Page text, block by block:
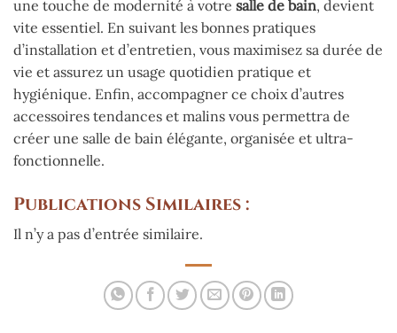
une touche de modernité à votre salle de bain, devient
vite essentiel. En suivant les bonnes pratiques
d’installation et d’entretien, vous maximisez sa durée de
vie et assurez un usage quotidien pratique et
hygiénique. Enfin, accompagner ce choix d’autres
accessoires tendances et malins vous permettra de
créer une salle de bain élégante, organisée et ultra-
fonctionnelle.
Publications Similaires :
Il n’y a pas d’entrée similaire.